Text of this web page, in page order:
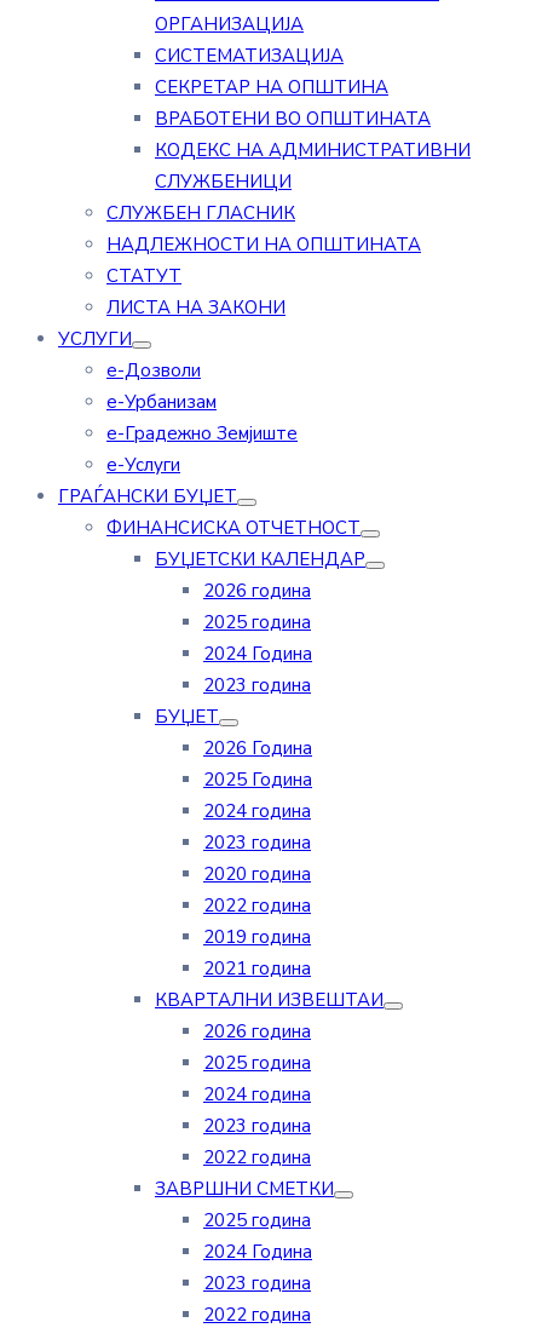
ОРГАНИЗАЦИЈА
СИСТЕМАТИЗАЦИЈА
СЕКРЕТАР НА ОПШТИНА
ВРАБОТЕНИ ВО ОПШТИНАТА
КОДЕКС НА АДМИНИСТРАТИВНИ
СЛУЖБЕНИЦИ
СЛУЖБЕН ГЛАСНИК
НАДЛЕЖНОСТИ НА ОПШТИНАТА
СТАТУТ
ЛИСТА НА ЗАКОНИ
УСЛУГИ
е-Дозволи
е-Урбанизам
е-Градежно Земјиште
е-Услуги
ГРАЃАНСКИ БУЏЕТ
ФИНАНСИСКА ОТЧЕТНОСТ
БУЏЕТСКИ КАЛЕНДАР
2026 година
2025 година
2024 Година
2023 година
БУЏЕТ
2026 Година
2025 Година
2024 година
2023 година
2020 година
2022 година
2019 година
2021 година
КВАРТАЛНИ ИЗВЕШТАИ
2026 година
2025 година
2024 година
2023 година
2022 година
ЗАВРШНИ СМЕТКИ
2025 година
2024 Година
2023 година
2022 година